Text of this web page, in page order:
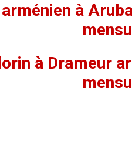
à
à Drameur